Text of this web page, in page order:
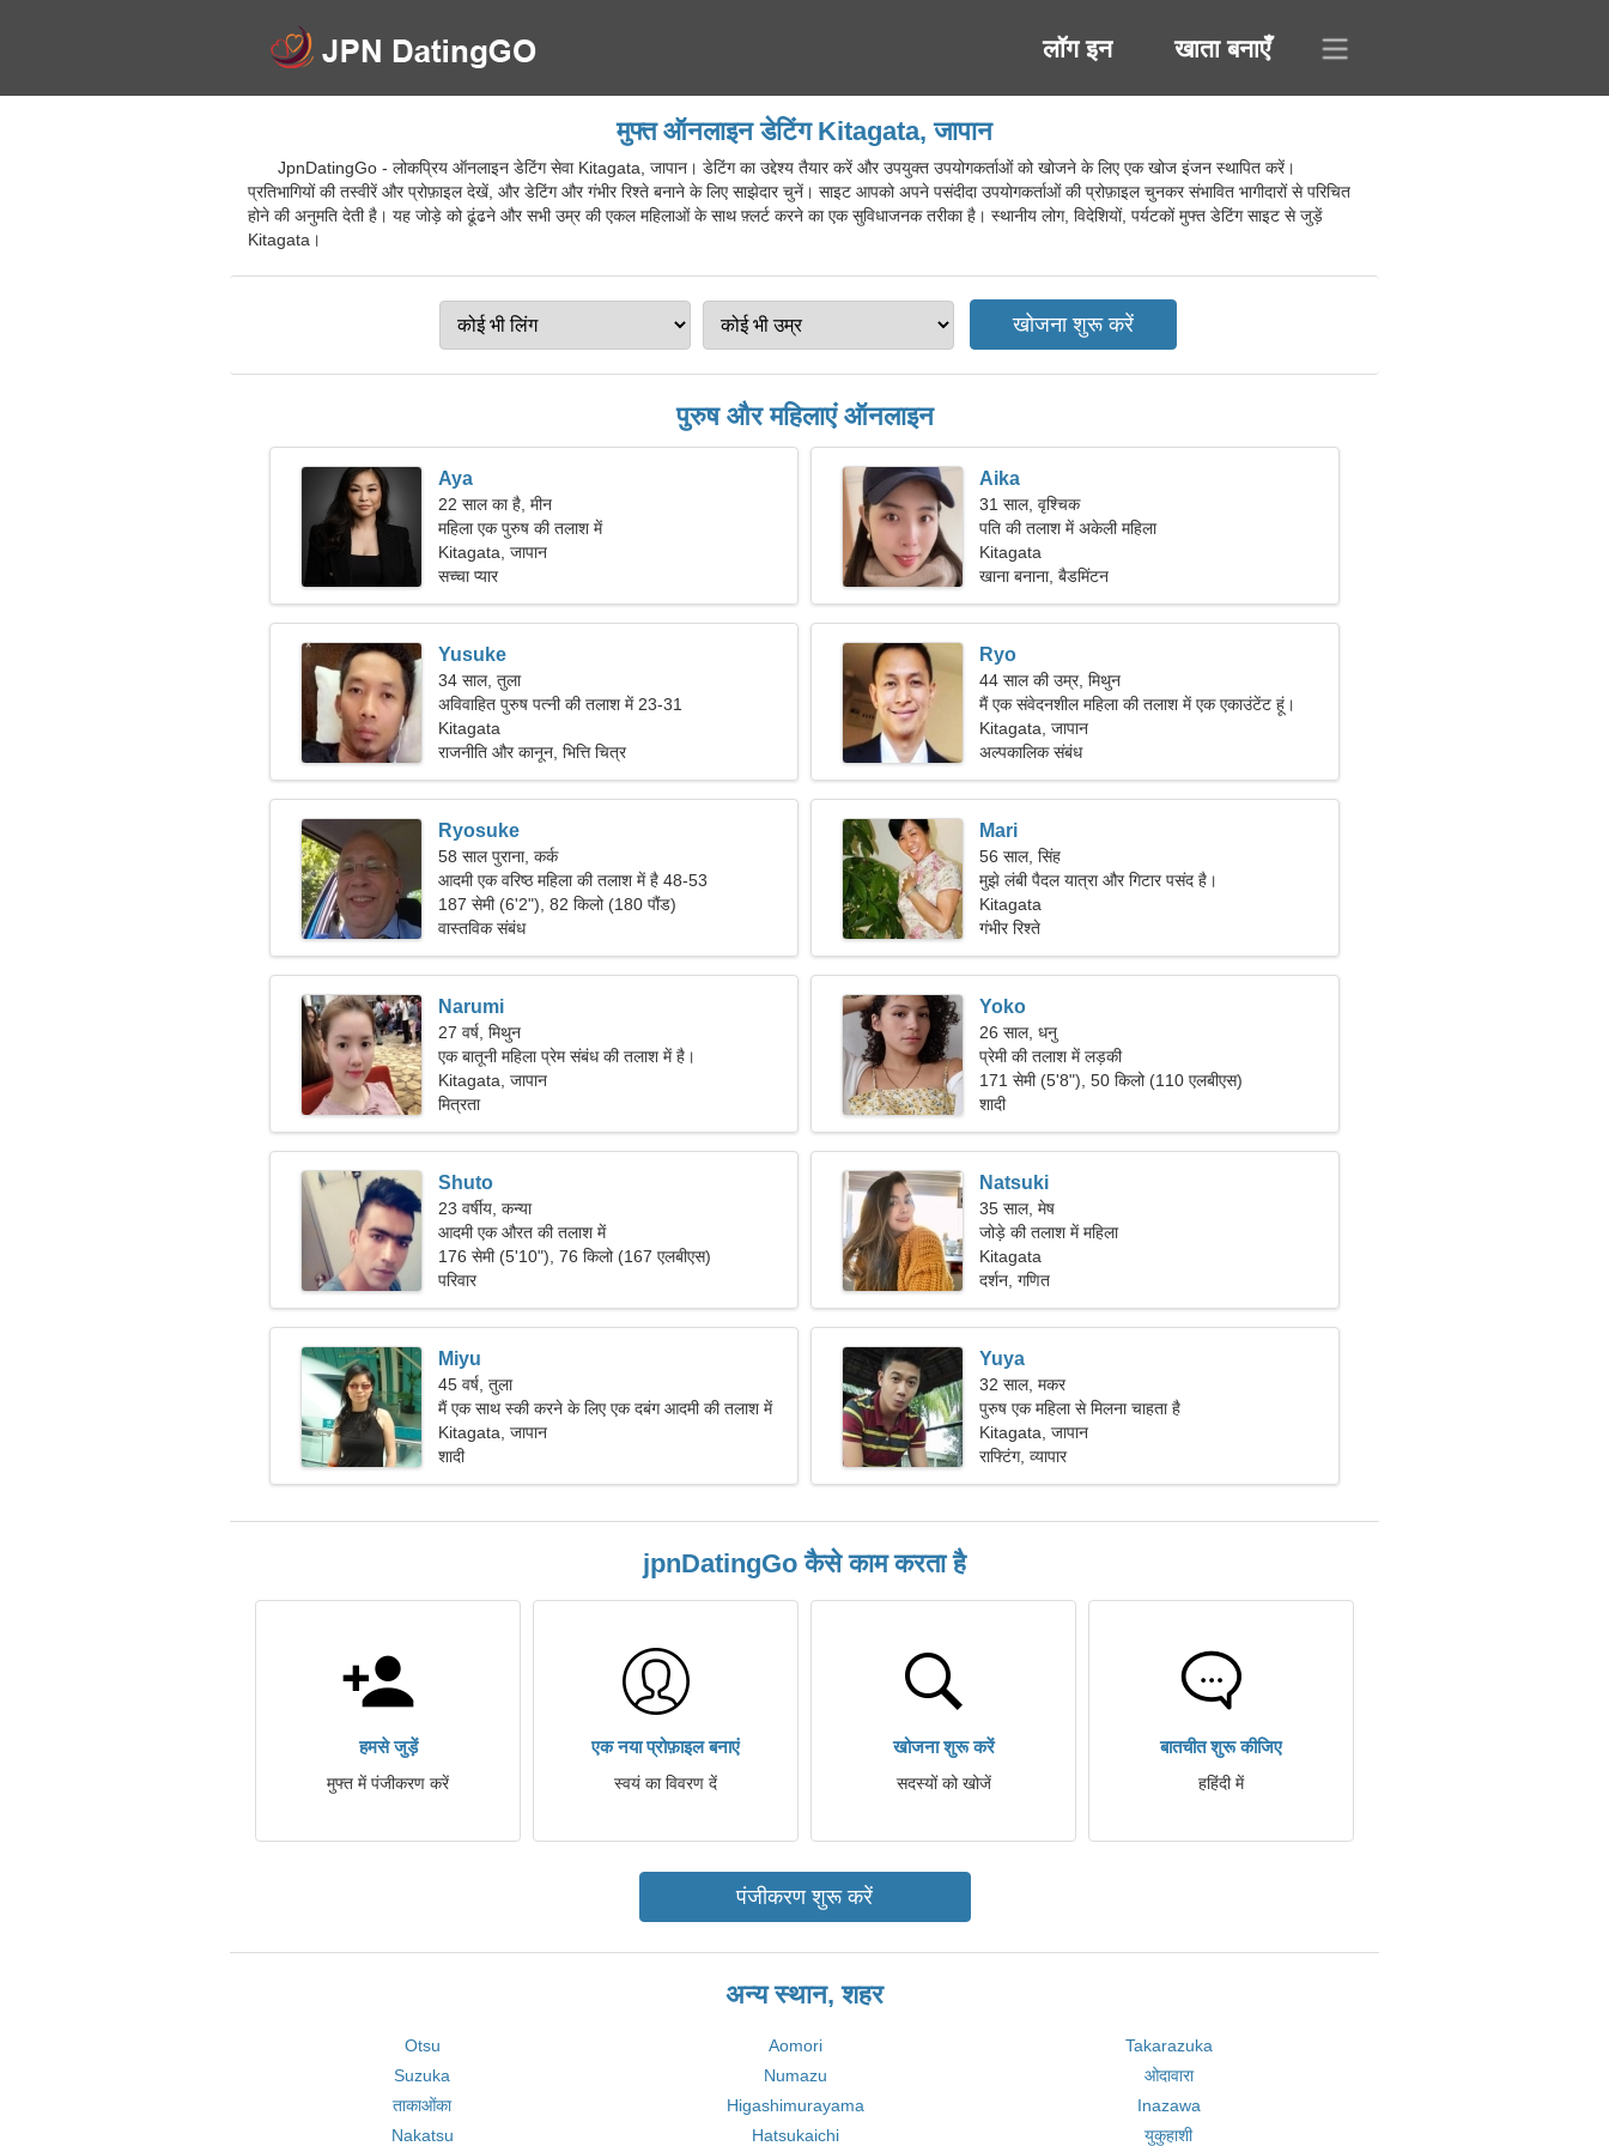
लॉग इन खाता बनाएँ
मुफ्त ऑनलाइन डेटिंग Kitagata, जापान
JpnDatingGo - लोकप्रिय ऑनलाइन डेटिंग सेवा Kitagata, जापान। डेटिंग का उद्देश्य तैयार करें और उपयुक्त उपयोगकर्ताओं को खोजने के लिए एक खोज इंजन स्थापित करें।
प्रतिभागियों की तस्वीरें और प्रोफ़ाइल देखें, और डेटिंग और गंभीर रिश्ते बनाने के लिए साझेदार चुनें। साइट आपको अपने पसंदीदा उपयोगकर्ताओं की प्रोफ़ाइल चुनकर संभावित भागीदारों से परिचित
होने की अनुमति देती है। यह जोड़े को ढूंढने और सभी उम्र की एकल महिलाओं के साथ फ़्लर्ट करने का एक सुविधाजनक तरीका है। स्थानीय लोग, विदेशियों, पर्यटकों मुफ्त डेटिंग साइट से जुड़ें
Kitagata।
पुरुष और महिलाएं ऑनलाइन
Aya
22 साल का है, मीन
महिला एक पुरुष की तलाश में
Kitagata, जापान
सच्चा प्यार
Aika
31 साल, वृश्चिक
पति की तलाश में अकेली महिला
Kitagata
खाना बनाना, बैडमिंटन
Yusuke
34 साल, तुला
अविवाहित पुरुष पत्नी की तलाश में 23-31
Kitagata
राजनीति और कानून, भित्ति चित्र
Ryo
44 साल की उम्र, मिथुन
मैं एक संवेदनशील महिला की तलाश में एक एकाउंटेंट हूं।
Kitagata, जापान
अल्पकालिक संबंध
Ryosuke
58 साल पुराना, कर्क
आदमी एक वरिष्ठ महिला की तलाश में है 48-53
187 सेमी (6'2"), 82 किलो (180 पौंड)
वास्तविक संबंध
Mari
56 साल, सिंह
मुझे लंबी पैदल यात्रा और गिटार पसंद है।
Kitagata
गंभीर रिश्ते
Narumi
27 वर्ष, मिथुन
एक बातूनी महिला प्रेम संबंध की तलाश में है।
Kitagata, जापान
मित्रता
Yoko
26 साल, धनु
प्रेमी की तलाश में लड़की
171 सेमी (5'8"), 50 किलो (110 एलबीएस)
शादी
Shuto
23 वर्षीय, कन्या
आदमी एक औरत की तलाश में
176 सेमी (5'10"), 76 किलो (167 एलबीएस)
परिवार
Natsuki
35 साल, मेष
जोड़े की तलाश में महिला
Kitagata
दर्शन, गणित
Miyu
45 वर्ष, तुला
मैं एक साथ स्की करने के लिए एक दबंग आदमी की तलाश में
हूं।
Kitagata, जापान
शादी
Yuya
32 साल, मकर
पुरुष एक महिला से मिलना चाहता है
Kitagata, जापान
राफ्टिंग, व्यापार
jpnDatingGo कैसे काम करता है
हमसे जुड़ें
मुफ्त में पंजीकरण करें
एक नया प्रोफ़ाइल बनाएं
स्वयं का विवरण दें
खोजना शुरू करें
सदस्यों को खोजें
बातचीत शुरू कीजिए
हहिंदी में
पंजीकरण शुरू करें
अन्य स्थान, शहर
Otsu Aomori
Takarazuka
Suzuka
Numazu
ओदावारा
ताकाओंका
Higashimurayama
Inazawa
Nakatsu
Hatsukaichi युकुहाशी